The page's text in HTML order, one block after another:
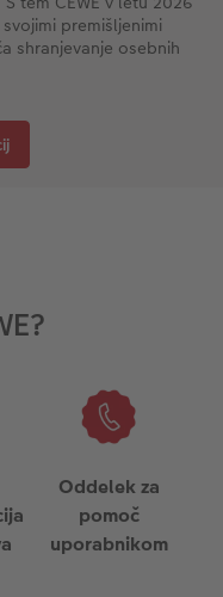
premišljenimi
shranjevanje osebnih
Oddelek za
pomoč
uporabnikom